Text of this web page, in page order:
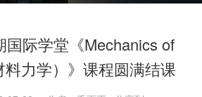
国际学堂《Mechanics of
料力学）》课程圆满结课